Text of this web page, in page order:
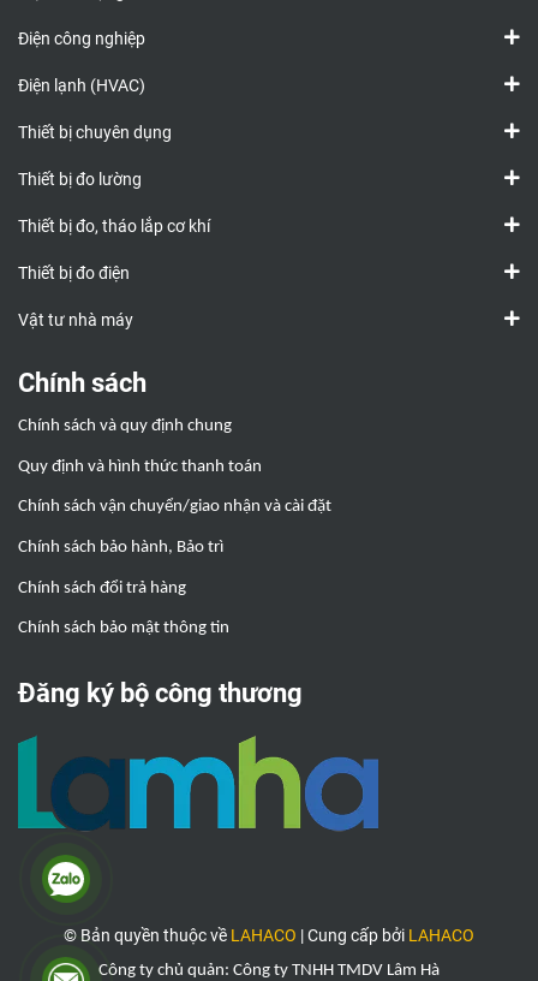
Điện công nghiệp
Điện lạnh (HVAC)
Thiết bị chuyên dụng
Thiết bị đo lường
Thiết bị đo, tháo lắp cơ khí
Thiết bị đo điện
Vật tư nhà máy
Chính sách
Chính sách và quy định chung
Quy định và hình thức thanh toán
Chính sách vận chuyển/giao nhận và cài đặt
Chính sách bảo hành, Bảo trì
Chính sách đổi trả hàng
Chính sách bảo mật thông tin
Đăng ký bộ công thương
© Bản quyền thuộc về LAHACO |Cung cấp bởi LAHACO
Công ty chủ quản: Công ty TNHH TMDV Lâm Hà